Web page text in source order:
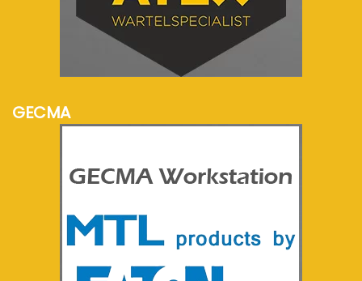
meer info...
GECMA